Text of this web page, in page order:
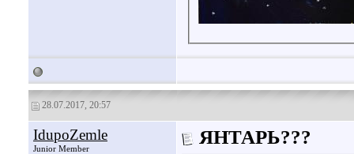
28.07.2017, 20:57
IdupoZemle
Junior Member
ЯНТАРЬ???